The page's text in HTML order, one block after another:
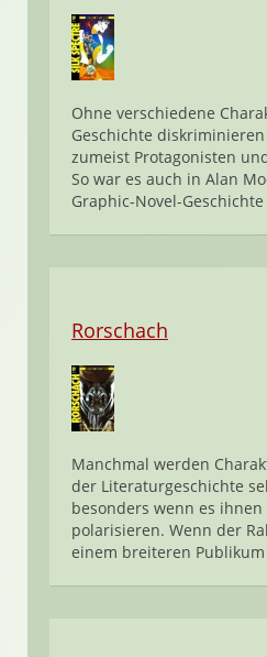
Ohne verschiedene
Geschichte
zumeist Protagonisten
So war es auch in Alan
Graphic-Novel-
Rorschach
Manchmal werden
der Literaturgeschichte
besonders wenn es
polarisieren. Wenn der
einem breiteren